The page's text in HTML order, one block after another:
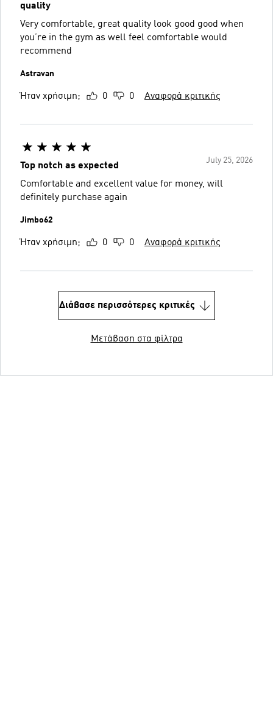
quality
Very comfortable, great quality look good good when
you’re in the gym as well feel comfortable would
recommend
Astravan
Ήταν χρήσιμη; 0 0 Αναφορά κριτικής
July 25, 2026
Top notch as expected
Comfortable and excellent value for money, will
definitely purchase again
Jimbo62
Ήταν χρήσιμη; 0 0 Αναφορά κριτικής
Διάβασε περισσότερες κριτικές
Μετάβαση στα φίλτρα